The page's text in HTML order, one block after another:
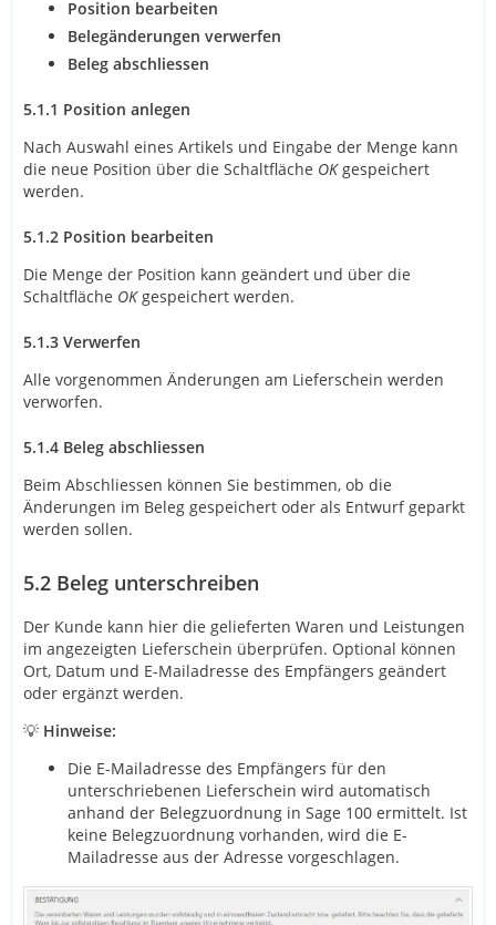
Position bearbeiten
Belegänderungen verwerfen
Beleg abschliessen
5.1.1 Position anlegen
Nach Auswahl eines Artikels und Eingabe der Menge kann
die neue Position über die Schaltfläche OKgespeichert
werden.
5.1.2 Position bearbeiten
Die Menge der Position kann geändert und über die
Schaltfläche OKgespeichert werden.
5.1.3 Verwerfen
Alle vorgenommen Änderungen am Lieferschein werden
verworfen.
5.1.4 Beleg abschliessen
Beim Abschliessen können Sie bestimmen, ob die
Änderungen im Beleg gespeichert oder als Entwurf geparkt
werden sollen.
5.2 Beleg unterschreiben
Der Kunde kann hier die gelieferten Waren und Leistungen
im angezeigten Lieferschein überprüfen. Optional können
Ort, Datum und E-Mailadresse des Empfängers geändert
oder ergänzt werden.
💡 Hinweise:
Die E-Mailadresse des Empfängers für den
unterschriebenen Lieferschein wird automatisch
anhand der Belegzuordnung in Sage 100 ermittelt. Ist
keine Belegzuordnung vorhanden, wird die E-
Mailadresse aus der Adresse vorgeschlagen.